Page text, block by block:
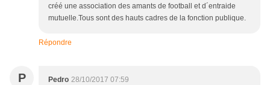
créé une association des amants de football et d´entraide
mutuelle.Tous sont des hauts cadres de la fonction publique.
Répondre
P Pedro 28/10/2017 07:59